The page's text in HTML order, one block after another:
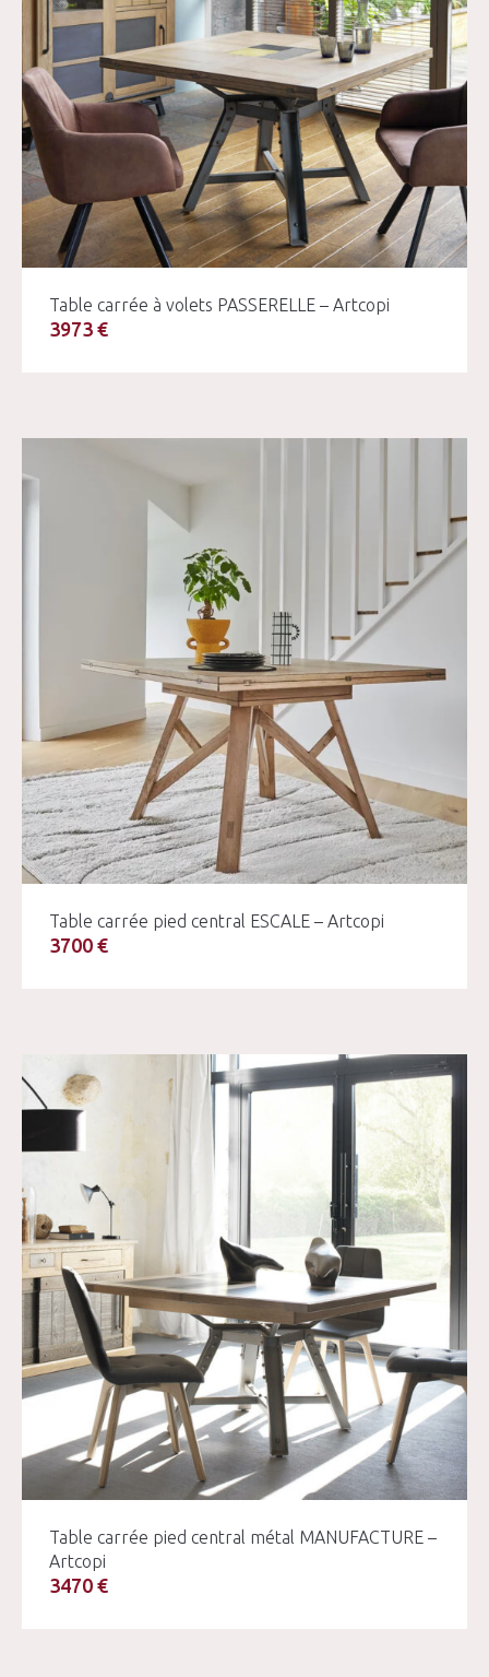
Table carrée à volets PASSERELLE – Artcopi
3973 €
Table carrée pied central ESCALE – Artcopi
3700 €
Table carrée pied central métal MANUFACTURE –
Artcopi
3470 €